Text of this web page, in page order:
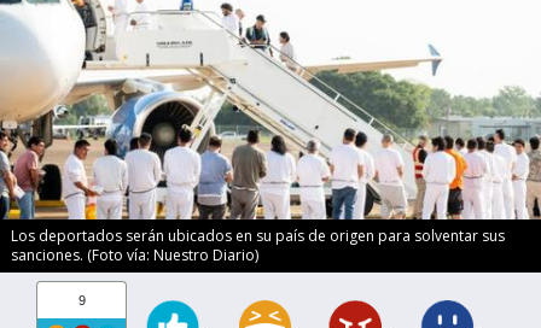
Los deportados serán ubicados en su país de origen para solventar sus
sanciones. (Foto vía: Nuestro Diario)
9